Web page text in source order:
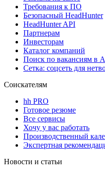
Требования к ПО
Безопасный HeadHunter
HeadHunter API
Партнерам
Инвесторам
Каталог компаний
Поиск по вакансиям в
Сетка: соцсеть для
Соискателям
hh PRO
Готовое резюме
Все сервисы
Хочу у вас работать
Производственный
Экспертная
Новости и статьи